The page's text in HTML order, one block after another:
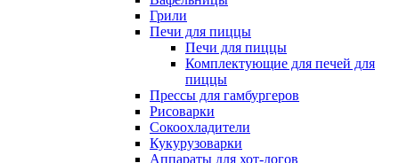
Грили
Печи для пиццы
Печи для пиццы
Комплектующие для печей для
пиццы
Прессы для гамбургеров
Рисоварки
Сокоохладители
Кукурузоварки
Аппараты для хот-догов